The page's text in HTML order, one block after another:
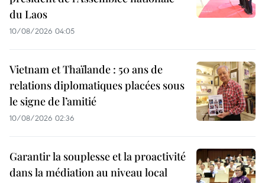
du Laos
10/08/2026 04:05
Vietnam et Thaïlande : 50 ans de
relations diplomatiques placées sous
le signe de l’amitié
10/08/2026 02:36
Garantir la souplesse et la proactivité
dans la médiation au niveau local